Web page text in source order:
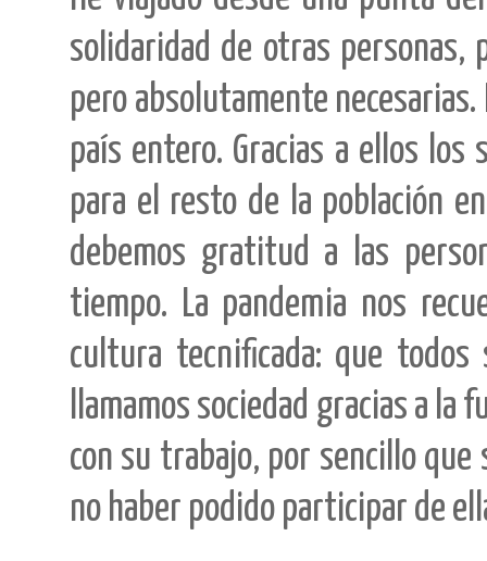
solidaridad de otras personas,
pero absolutamente
país entero. Gracias a ellos los
para el resto de la población
debemos gratitud a las
tiempo. La pandemia nos
cultura tecnificada: que todos
llamamos sociedad gracias a la
con su trabajo, por sencillo
no haber podido participar de